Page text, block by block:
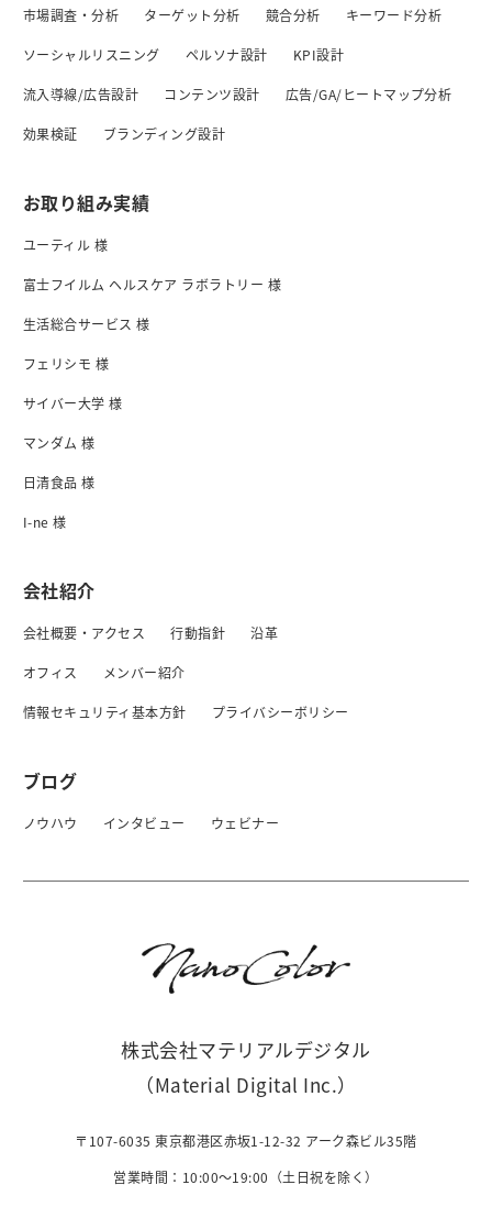
市場調査・分析 ターゲット分析 競合分析 キーワード分析
ソーシャルリスニング ペルソナ設計 KPI設計
流入導線/広告設計 コンテンツ設計 広告/GA/ヒートマップ分析
効果検証 ブランディング設計
お取り組み実績
ユーティル 様
富士フイルム ヘルスケア ラボラトリー 様
生活総合サービス 様
フェリシモ 様
サイバー大学 様
マンダム 様
日清食品 様
I-ne 様
会社紹介
会社概要・アクセス 行動指針 沿革
オフィス メンバー紹介
情報セキュリティ基本方針 プライバシーボリシー
ブログ
ノウハウ インタビュー ウェビナー
株式会社マテリアルデジタル
（Material Digital Inc.）
〒107-6035 東京都港区赤坂1-12-32 アーク森ビル35階
営業時間：10:00〜19:00（土日祝を除く）